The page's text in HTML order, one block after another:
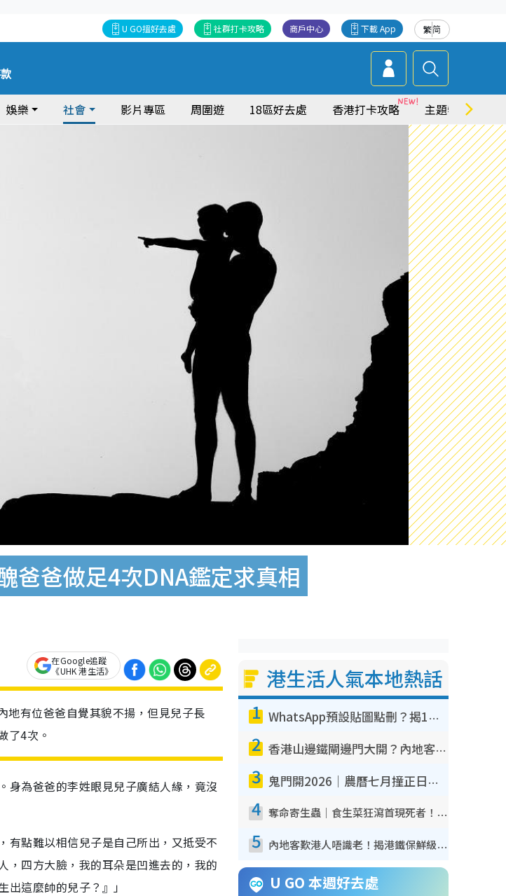
繁简
下載 App
商戶中心
社群打卡攻略
U GO搵好去處
娛樂 社會 影片專區 周圍遊 18區好去處 香港打卡攻略 主題特集
爸爸做足4次DNA鑑定求真相
在Google追蹤
《UHK 港生活》
地有位爸爸自覺其貌不揚，但見兒子長
了4次。
身為爸爸的李姓眼見兒子廣結人緣，竟沒
有點難以相信兒子是自己所出，又抵受不
，四方大臉，我的耳朵是凹進去的，我的
這麼帥的兒子？』」
港生活人氣本地熱話
1 WhatsApp預設貼圖點刪？揭1招「反向操作」還原簡潔介面 附3步實測教學
2 香港山邊鐵閘邊門大開？內地客困惑意義何在！網民神回覆：呢種叫法理性防禦
3 鬼門開2026｜農曆七月撞正日全食特別邪？專家警告切忌做一事！揭4大禁忌+2招保平安
4 奪命寄生蟲｜食生菜狂瀉首現死者！疫潮惡化錄1.8萬宗病例 揭洗菜3大謬誤
5 內地客歎港人唔識老！揭港鐵保鮮級冷氣 港人求放過：咪投訴
U GO 本週好去處